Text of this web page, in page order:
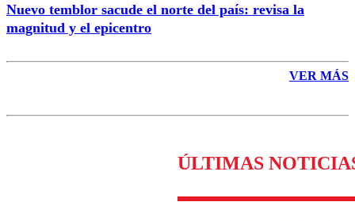
Nuevo temblor sacude el norte del país: revisa la
magnitud y el epicentro
VER MÁS
ÚLTIMAS